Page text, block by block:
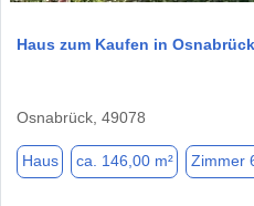
Haus zum Kaufen in Osnabrück
Osnabrück, 49078
Haus ca. 146,00 m² Zimmer